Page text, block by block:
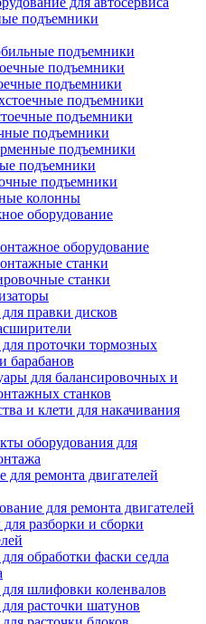
подъемники
подъемники
подъемники
подъемники
подъемники
подъемники
подъемники
подъемники
подъемники
подъемники
колонны
оборудование
оборудование
станки
станки
правки дисков
проточки тормозных
барабанов
для балансировочных и
станков
и клети для накачивания
оборудования для
для ремонта двигателей
для ремонта двигателей
разборки и сборки
обработки фаски седла
шлифовки коленвалов
расточки шатунов